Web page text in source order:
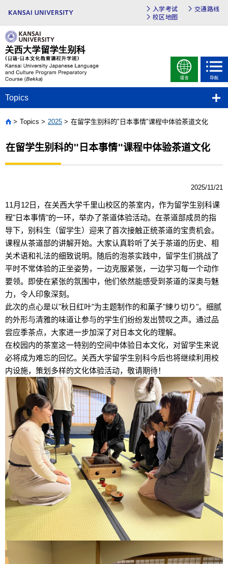
入学考试
交通路线
校区地图
Topics
Home
Topics 2025 在留学生别科的"日本事情"课程中体验茶道文化
在留学生别科的"日本事情"课程中体验茶道文化
2025/11/21
11月 12日，在关西大学千里山校区的茶室内，作为留学生别科课
程"日本事情"的一环，举办了茶道体验活动。在茶道部成员的指
导下，别科生（留学生）迎来了首次接触正统茶道的宝贵机会。
课程从茶道部的讲解开始。大家认真聆听了关于茶道的历史、相
关术语和礼法的细致说明。随后的泡茶实践中，留学生们挑战了
平时不常体验的正坐姿势，一边克服紧张，一边学习每一个动作
要领。即使在紧张的氛围中，他们依然能感受到茶道的深奥与魅
力，令人印象深刻。
此次的点心是以"秋日红叶"为主题制作的和菓子"練り切り"。细腻
的外形与清雅的味道让参与的学生们纷纷发出赞叹之声。通过品
尝应季茶点，大家进一步加深了对日本文化的理解。
在校园内的茶室这一特别的空间中体验日本文化，对留学生来说
必将成为难忘的回忆。关西大学留学生别科今后也将继续利用校
内设施，策划多样的文化体验活动，敬请期待！